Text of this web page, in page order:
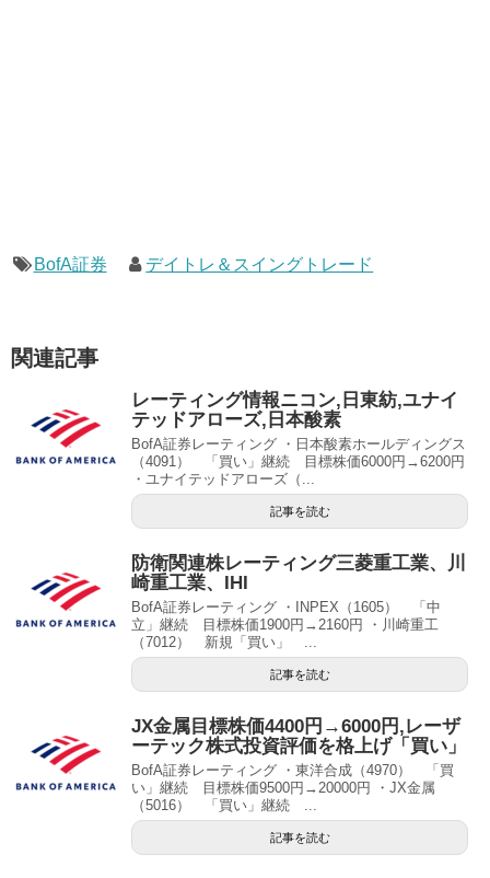
BofA証券 デイトレ＆スイングトレード
関連記事
レーティング情報ニコン,日東紡,ユナイ
テッドアローズ,日本酸素
BofA証券レーティング ・日本酸素ホールディングス
（4091） 「買い」継続 目標株価6000円→6200円
・ユナイテッドアローズ（...
記事を読む
防衛関連株レーティング三菱重工業、川
崎重工業、IHI
BofA証券レーティング ・INPEX（1605） 「中
立」継続 目標株価1900円→2160円 ・川崎重工
（7012） 新規「買い」 ...
記事を読む
JX金属目標株価4400円→6000円,レーザ
ーテック株式投資評価を格上げ「買い」
BofA証券レーティング ・東洋合成（4970） 「買
い」継続 目標株価9500円→20000円 ・JX金属
（5016） 「買い」継続 ...
記事を読む